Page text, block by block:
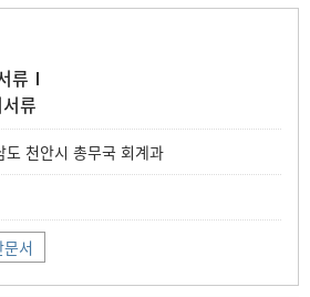
류Ⅰ
류
도 천안시 총무국 회계과
서